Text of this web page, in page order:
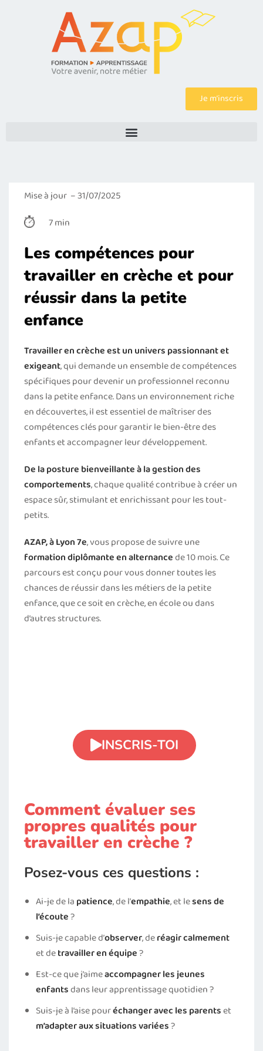
Je m’inscris
Mise à jour – 31/07/2025
7 min
Les compétences pour
travailler en crèche et pour
réussir dans la petite
enfance
Travailler en crèche est un univers passionnant et
exigeant, qui demande un ensemble de compétences
spécifiques pour devenir un professionnel reconnu
dans la petite enfance. Dans un environnement riche
en découvertes, il est essentiel de maîtriser des
compétences clés pour garantir le bien-être des
enfants et accompagner leur développement.
De la posture bienveillante à la gestion des
comportements, chaque qualité contribue à créer un
espace sûr, stimulant et enrichissant pour les tout-
petits.
AZAP, à Lyon 7e, vous propose de suivre une
formation diplômante en alternancede 10 mois. Ce
parcours est conçu pour vous donner toutes les
chances de réussir dans les métiers de la petite
enfance, que ce soit en crèche, en école ou dans
d’autres structures.
INSCRIS-TOI
Comment évaluer ses
propres qualités pour
travailler en crèche ?
Posez-vous ces questions :
Ai-je de la patience, de l’empathie, et lesens de
l’écoute?
Suis-je capable d’observer, deréagir calmement
et detravailler en équipe?
Est-ce que j’aimeaccompagner les jeunes
enfantsdans leur apprentissage quotidien ?
Suis-je à l’aise pouréchanger avec les parentset
m’adapter aux situations variées?